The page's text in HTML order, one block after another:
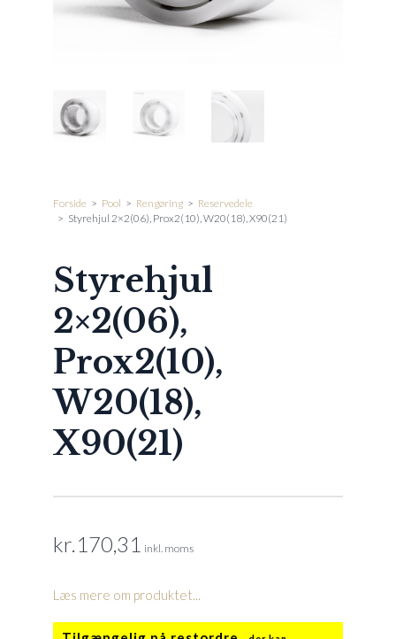
Forside > Pool > Rengøring > Reservedele
> Styrehjul 2×2(06), Prox2(10), W20(18), X90(21)
Styrehjul
2×2(06),
Prox2(10),
W20(18),
X90(21)
kr. 170,31 inkl. moms
Læs mere om produktet...